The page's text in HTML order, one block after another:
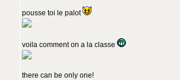
pousse toi le palot
voila comment on a la classe
there can be only one!